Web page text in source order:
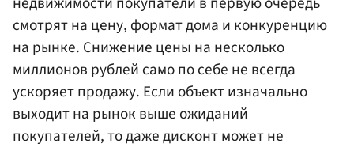
смотрят на цену, формат дома и конкуренцию
на рынке. Снижение цены на несколько
миллионов рублей само по себе не всегда
ускоряет продажу. Если объект изначально
выходит на рынок выше ожиданий
покупателей, то даже дисконт может не